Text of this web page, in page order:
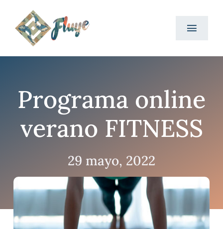
contenido
Nuestra Historia
Contacto
Programa online
verano FITNESS
29 mayo, 2022